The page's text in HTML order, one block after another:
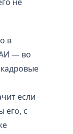
в
— во
если
его, с